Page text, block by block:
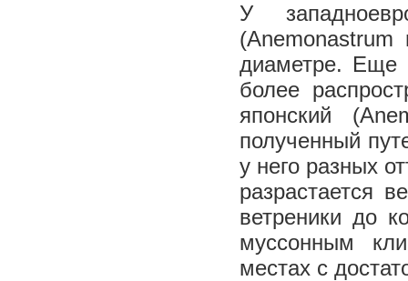
У
диаметре. Еще
более
японский
полученный
у него разных
разрастается
ветреники до
муссонным
местах с